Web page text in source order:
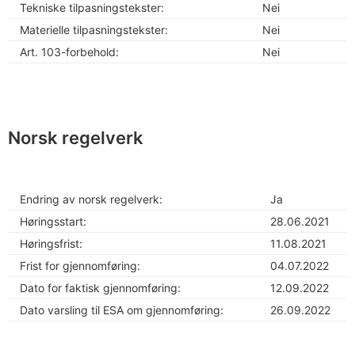
Tekniske tilpasningstekster:
Nei
Materielle tilpasningstekster:
Nei
Art. 103-forbehold:
Nei
Norsk regelverk
Endring av norsk regelverk:
Ja
Høringsstart:
28.06.2021
Høringsfrist:
11.08.2021
Frist for gjennomføring:
04.07.2022
Dato for faktisk gjennomføring:
12.09.2022
Dato varsling til ESA om gjennomføring:
26.09.2022